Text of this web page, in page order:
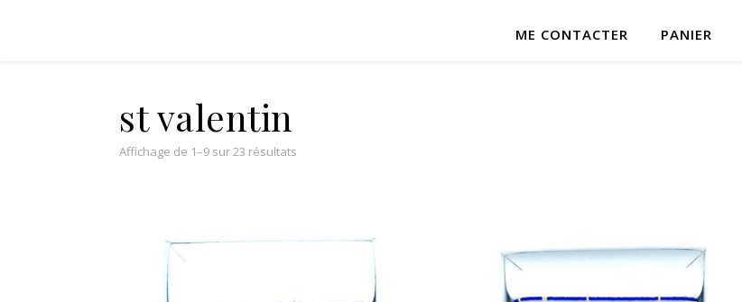
ME CONTACTER PANIER
st valentin
Affichage de 1–9 sur 23 résultats